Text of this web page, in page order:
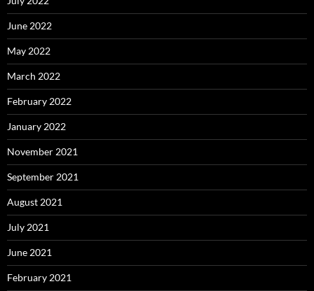
June 2022
May 2022
March 2022
February 2022
January 2022
November 2021
September 2021
August 2021
July 2021
June 2021
February 2021